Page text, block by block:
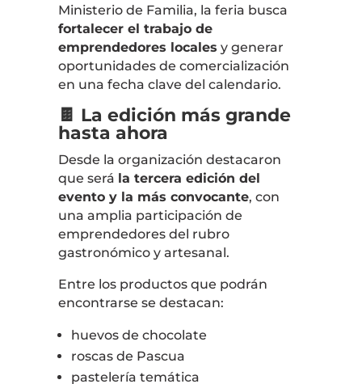
Ministerio de Familia, la feria busca
fortalecer el trabajo de
emprendedores locales y generar
oportunidades de comercialización
en una fecha clave del calendario.
🍫 La edición más grande
hasta ahora
Desde la organización destacaron
que será la tercera edición del
evento y la más convocante, con
una amplia participación de
emprendedores del rubro
gastronómico y artesanal.
Entre los productos que podrán
encontrarse se destacan:
huevos de chocolate
roscas de Pascua
pastelería temática